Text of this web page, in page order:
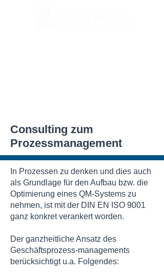
Consulting zum
Prozessmanagement
In Prozessen zu denken und dies auch
als Grundlage für den Aufbau bzw. die
Optimierung eines QM-Systems zu
nehmen, ist mit der DIN EN ISO 9001
ganz konkret verankert worden.
Der ganzheitliche Ansatz des
Geschäftsprozess-managements
berücksichtigt u.a. Folgendes: